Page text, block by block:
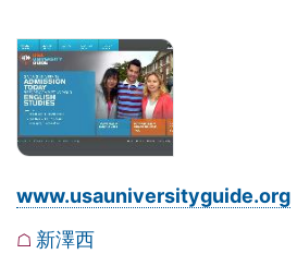
www.usauniversityguide.org
☖ 新澤西